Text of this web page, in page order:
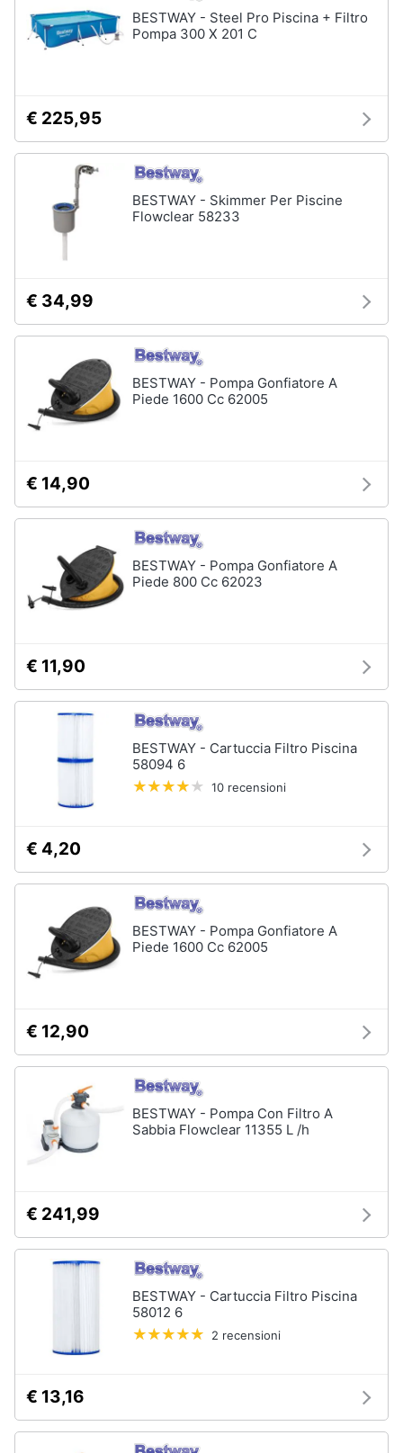
BESTWAY - Steel Pro Piscina + Filtro
Pompa 300 X 201 C
€ 225,95
BESTWAY - Skimmer Per Piscine
Flowclear 58233
€ 34,99
BESTWAY - Pompa Gonfiatore A
Piede 1600 Cc 62005
€ 14,90
BESTWAY - Pompa Gonfiatore A
Piede 800 Cc 62023
€ 11,90
BESTWAY - Cartuccia Filtro Piscina
58094 6
10 recensioni
€ 4,20
BESTWAY - Pompa Gonfiatore A
Piede 1600 Cc 62005
€ 12,90
BESTWAY - Pompa Con Filtro A
Sabbia Flowclear 11355 L /h
€ 241,99
BESTWAY - Cartuccia Filtro Piscina
58012 6
2 recensioni
€ 13,16